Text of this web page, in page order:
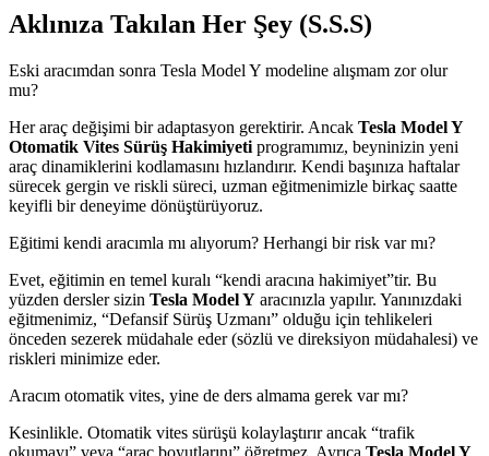
Aklınıza Takılan Her Şey (S.S.S)
Eski aracımdan sonra Tesla Model Y modeline alışmam zor olur
mu?
Her araç değişimi bir adaptasyon gerektirir. Ancak Tesla Model Y
Otomatik Vites Sürüş Hakimiyeti programımız, beyninizin yeni
araç dinamiklerini kodlamasını hızlandırır. Kendi başınıza haftalar
sürecek gergin ve riskli süreci, uzman eğitmenimizle birkaç saatte
keyifli bir deneyime dönüştürüyoruz.
Eğitimi kendi aracımla mı alıyorum? Herhangi bir risk var mı?
Evet, eğitimin en temel kuralı “kendi aracına hakimiyet”tir. Bu
yüzden dersler sizin Tesla Model Y aracınızla yapılır. Yanınızdaki
eğitmenimiz, “Defansif Sürüş Uzmanı” olduğu için tehlikeleri
önceden sezerek müdahale eder (sözlü ve direksiyon müdahalesi) ve
riskleri minimize eder.
Aracım otomatik vites, yine de ders almama gerek var mı?
Kesinlikle. Otomatik vites sürüşü kolaylaştırır ancak “trafik
okumayı” veya “araç boyutlarını” öğretmez. Ayrıca Tesla Model Y